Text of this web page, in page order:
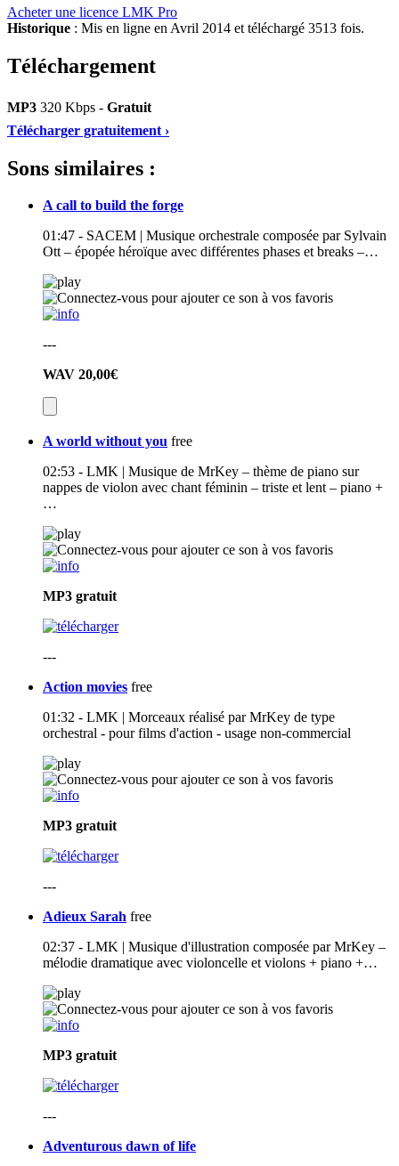
Acheter une licence LMK Pro
Historique : Mis en ligne en Avril 2014 et téléchargé 3513 fois.
Téléchargement
MP3 320 Kbps - Gratuit
Télécharger gratuitement ›
Sons similaires :
A call to build the forge
01:47 - SACEM | Musique orchestrale composée par Sylvain
Ott – épopée héroïque avec différentes phases et breaks –…
---
WAV 20,00€
A world without you free
02:53 - LMK | Musique de MrKey – thème de piano sur
nappes de violon avec chant féminin – triste et lent – piano +
…
MP3 gratuit
---
Action movies free
01:32 - LMK | Morceaux réalisé par MrKey de type
orchestral - pour films d'action - usage non-commercial
MP3 gratuit
---
Adieux Sarah free
02:37 - LMK | Musique d'illustration composée par MrKey –
mélodie dramatique avec violoncelle et violons + piano +…
MP3 gratuit
---
Adventurous dawn of life